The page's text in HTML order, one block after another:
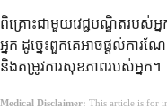
ពិគ្រោះជាមួយវេជ្ជបណ្ឌិតរបស់អ្
អ្នក ដូច្នេះពួកគេអាចផ្តល់ការ
និងតម្រូវការសុខភាពរបស់អ្នក។
Medical Disclaimer: This article is for